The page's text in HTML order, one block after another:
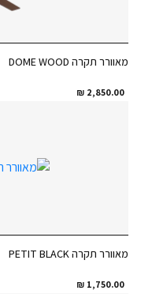
מאוורר תקרה DOME WOOD
2,850.00
₪
מאוורר תקרה PETIT BLACK
1,750.00
₪